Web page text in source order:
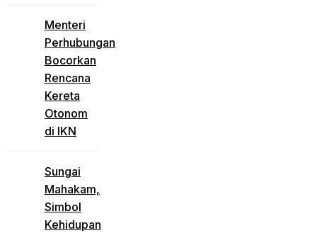
Menteri
Perhubungan
Bocorkan
Rencana
Kereta
Otonom
di IKN
Sungai
Mahakam,
Simbol
Kehidupan